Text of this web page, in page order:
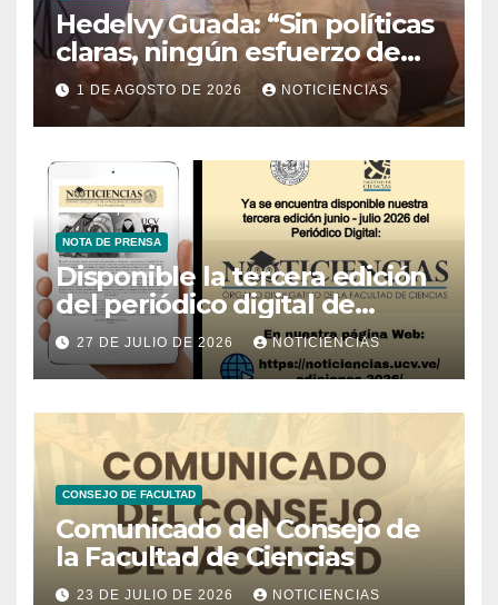
Hedelvy Guada: “Sin políticas
claras, ningún esfuerzo de
conservación rendirá frutos”
1 DE AGOSTO DE 2026 NOTICIENCIAS
NOTA DE PRENSA
Disponible la tercera edición
del periódico digital de
Noticiencias 2026
27 DE JULIO DE 2026 NOTICIENCIAS
CONSEJO DE FACULTAD
Comunicado del Consejo de
la Facultad de Ciencias
23 DE JULIO DE 2026 NOTICIENCIAS